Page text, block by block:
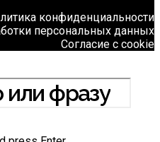
конфиденциальности
персональных данных
Согласие с cookie